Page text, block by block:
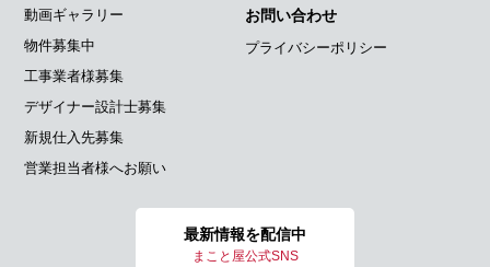
動画ギャラリー
物件募集中
工事業者様募集
デザイナー設計士募集
新規仕入先募集
営業担当者様へお願い
お問い合わせ
プライバシーポリシー
最新情報を配信中
まこと屋公式SNS